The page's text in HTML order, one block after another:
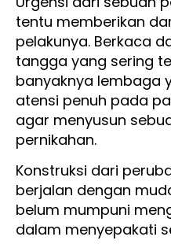
tentu memberikan
pelakunya. Berkaca
tangga yang sering
banyaknya lembaga
atensi penuh pada
agar menyusun
pernikahan.
Konstruksi dari
berjalan dengan
belum mumpuni
dalam menyepakati